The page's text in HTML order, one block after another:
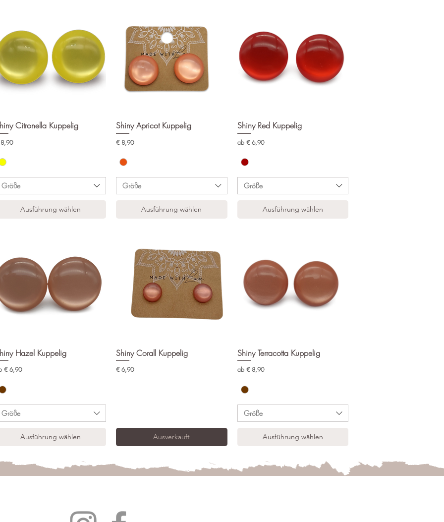
Schnellansicht
Citronella Kuppelig
Größe
Ausführung wählen
Schnellansicht
Shiny Apricot Kuppelig
Preis
€ 8,90
Größe
Ausführung wählen
Schnellansicht
Shiny Red Kuppelig
ab € 6,90
Sale-Preis
Größe
Ausführung wählen
Schnellansicht
Hazel Kuppelig
€ 6,90
Preis
Größe
Ausführung wählen
Schnellansicht
Shiny Corall Kuppelig
Preis
€ 6,90
Ausverkauft
Schnellansicht
Shiny Terracotta Kuppelig
ab € 8,90
Sale-Preis
Größe
Ausführung wählen